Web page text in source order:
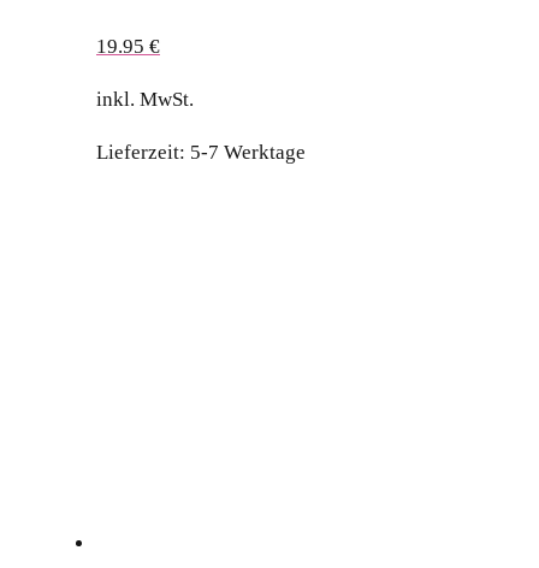
19.95 €
inkl. MwSt.
Lieferzeit: 5-7 Werktage